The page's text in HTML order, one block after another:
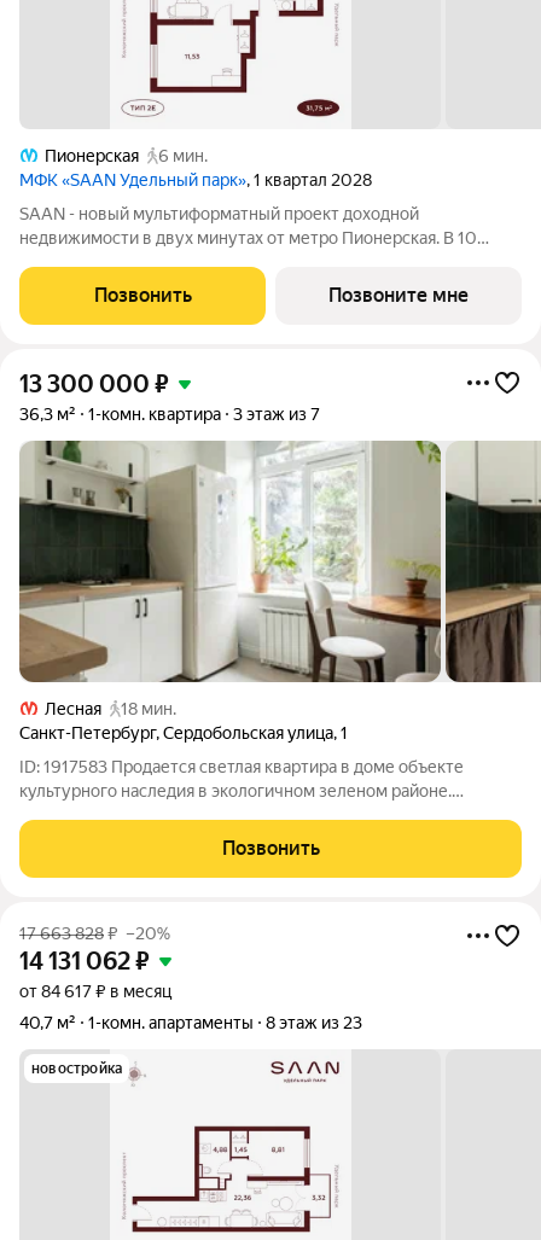
Пионерская
6 мин.
МФК «SAAN Удельный парк», 1 квартал 2028
SAAN - новый мультиформатный проект доходной
недвижимости в двух минутах от метро Пионерская. В 10
представлены различные варианты: от компактных студий до
просторных резиденций с панорамными
Позвонить Позвоните мне
13 300 000 ₽
36,3 м² 1-комн. квартира 3 этаж из 7
Лесная
18 мин.
Санкт-Петербург,Сердобольская улица,1
ID: 1917583 Продается светлая квартира в доме объекте
культурного наследия в экологичном зеленом районе.
Выполнен капитальный ремонт с
Позвонить
17 663 828₽ –20%
14 131 062₽
от 84 617 ₽ в месяц
40,7 м²
1-комн. апартаменты 8 этаж из 23
новостройка